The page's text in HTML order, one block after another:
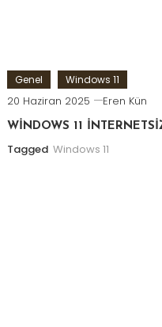
Genel Windows 11
20 Haziran 2025 Eren Kün
WİNDOWS 11
Tagged Windows 11